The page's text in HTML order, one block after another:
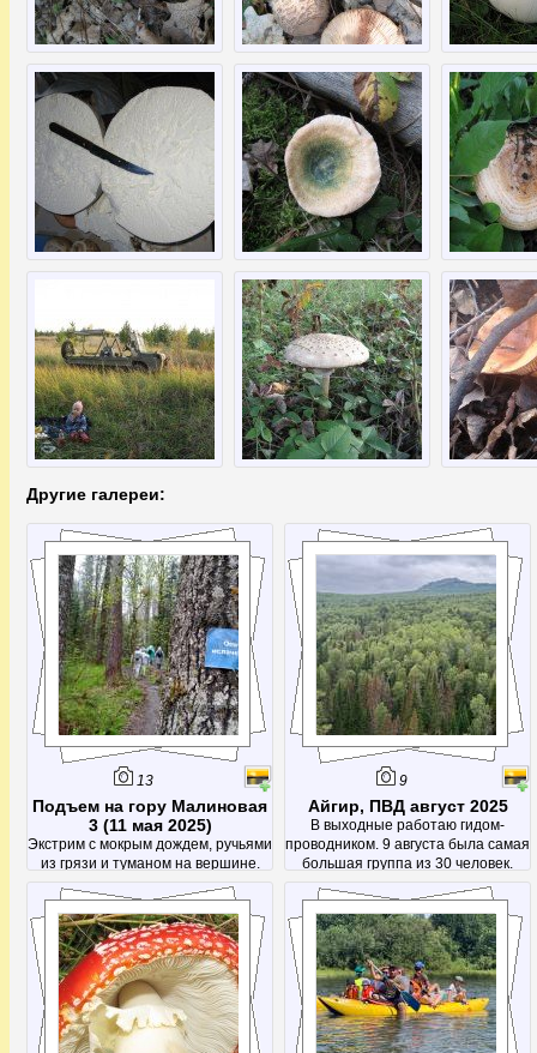
Другие галереи:
13
Подъем на гору Малиновая
3 (11 мая 2025)
Экстрим с мокрым дождем, ручьями
из грязи и туманом на вершине.
После этой поездки было решено
посетить Малиновую еще раз -
чтоб кроме тумана увидеть
красоты с вершины)
9
Айгир, ПВД август 2025
В выходные работаю гидом-
проводником. 9 августа была самая
большая группа из 30 человек.
Было весело)